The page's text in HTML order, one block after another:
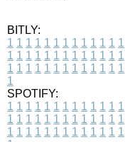
BITLY:
1 1 1 1 1 1 1 1 1 1 1 1 1
1 1 1 1 1 1 1 1 1 1 1 1 1
1 1 1 1 1 1 1 1 1 1 1 1 1
1
SPOTIFY:
1 1 1 1 1 1 1 1 1 1 1 1 1
1 1 1 1 1 1 1 1 1 1 1 1 1
1 1 1 1 1 1 1 1 1 1 1 1 1